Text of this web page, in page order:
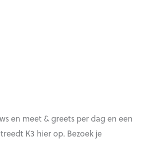
en meet & greets per dag en een
K3 hier op. Bezoek je